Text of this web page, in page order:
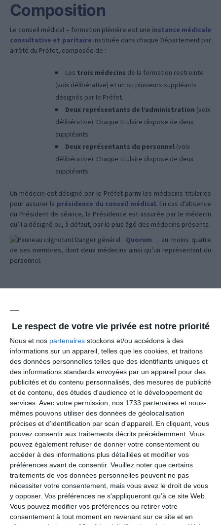
Le respect de votre vie privée est notre priorité
Nous et nos partenaires stockons et/ou accédons à des
informations sur un appareil, telles que les cookies, et traitons
des données personnelles telles que des identifiants uniques et
des informations standards envoyées par un appareil pour des
publicités et du contenu personnalisés, des mesures de publicité
et de contenu, des études d'audience et le développement de
services. Avec votre permission, nos 1733 partenaires et nous-
mêmes pouvons utiliser des données de géolocalisation
précises et d’identification par scan d'appareil. En cliquant, vous
pouvez consentir aux traitements décrits précédemment. Vous
pouvez également refuser de donner votre consentement ou
accéder à des informations plus détaillées et modifier vos
préférences avant de consentir. Veuillez noter que certains
traitements de vos données personnelles peuvent ne pas
nécessiter votre consentement, mais vous avez le droit de vous
y opposer. Vos préférences ne s'appliqueront qu’à ce site Web.
Vous pouvez modifier vos préférences ou retirer votre
consentement à tout moment en revenant sur ce site et en
Composition
Le conseil médical – formation plénière est une instance médicale
consultative et paritaire instituée dans chaque Département par
arrêté du Préfet, composée de :
Les trois médecins de la formation restreinte
(voix délibérative) et un ou plusieurs suppléants
désignés par le Préfet.
Deux représentants de l’administration (voix
délibérative). Chaque titulaire dispose de deux
suppléants.
Deux représentants du personnel (voix
délibérative). Chaque titulaire dispose de deux
suppléants.
Un médecin est désigné par le Préfet parmi les médecins titulaires
pour assurer la présidence du conseil médical. En cas d’absence
du Président de séance, la Présidence est assurée par le médecin
qu’il a désigné ou, à défaut, par le plus âgé des médecins présents.
Quorum
: au moins quatre
de ses membres, dont deux médecins ainsi qu’un représentant du
personnel.
Compétences
Le conseil médical départemental – formation plénière est
obligatoirement saisi, pour avis , dans les cas suivants :
Accident de service
Maladie professionnelle / maladie contractée en service
Attribution de l'allocation temporaire d'invalidité (ATI) et révision :
révision : quinquennale, sur demande ou nouvel accident
Reclassement dans un autre emploi suite à un accident de service ou
une maladie reconnue imputable au service
Attribution d’une rente à un fonctionnaire stagiaire licencié pour
inaptitude physique